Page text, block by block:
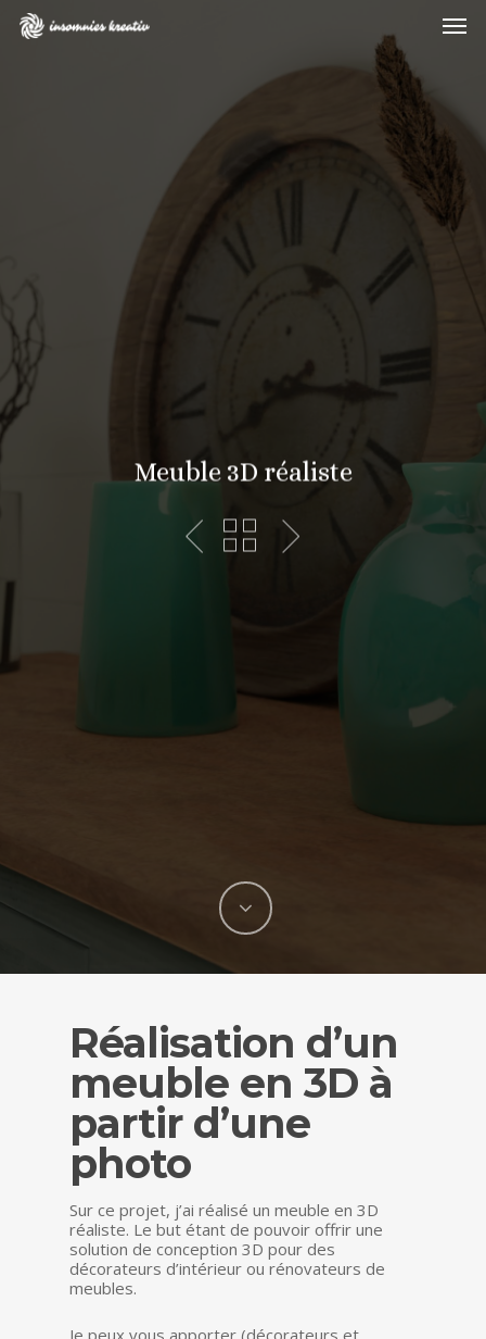
main
Meuble 3D réaliste
Réalisation d’un
meuble en 3D à
partir d’une
photo
Sur ce projet, j’ai réalisé un meuble en 3D
réaliste. Le but étant de pouvoir offrir une
solution de conception 3D pour des
décorateurs d’intérieur ou rénovateurs de
meubles.
Je peux vous apporter (décorateurs et